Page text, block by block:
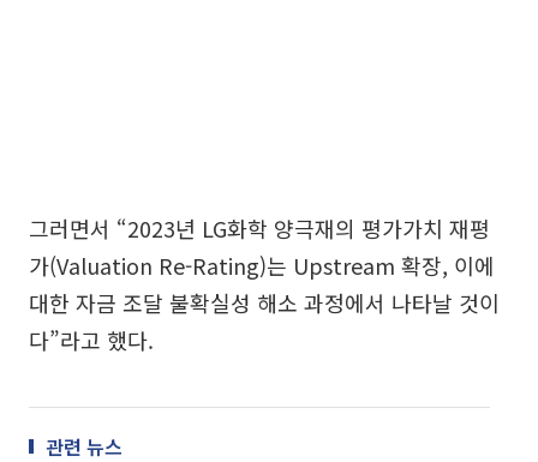
그러면서 “2023년 LG화학 양극재의 평가가치 재평
가(Valuation Re-Rating)는 Upstream 확장, 이에
대한 자금 조달 불확실성 해소 과정에서 나타날 것이
다”라고 했다.
관련 뉴스